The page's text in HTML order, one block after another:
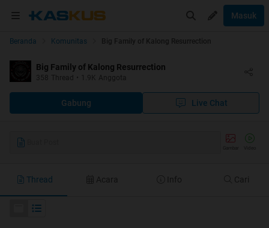
Masuk
Beranda Komunitas Big Family of Kalong Resurrection
Big Family of Kalong Resurrection
358 Thread • Anggota
Gabung Live Chat
Thread Acara Info Cari